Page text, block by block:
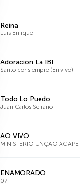
Reina
Luis Enrique
Adoración La IBI
Santo por siempre (En vivo)
Todo Lo Puedo
Juan Carlos Serrano
AO VIVO
MINISTÉRIO UNÇÃO ÁGAPE
ENAMORADO
07